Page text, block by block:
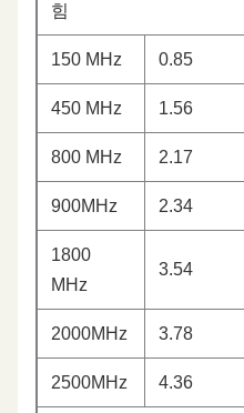
힘
150 MHz 0.85
450 MHz 1.56
800 MHz 2.17
900MHz 2.34
1800
MHz
3.54
2000MHz 3.78
2500MHz 4.36